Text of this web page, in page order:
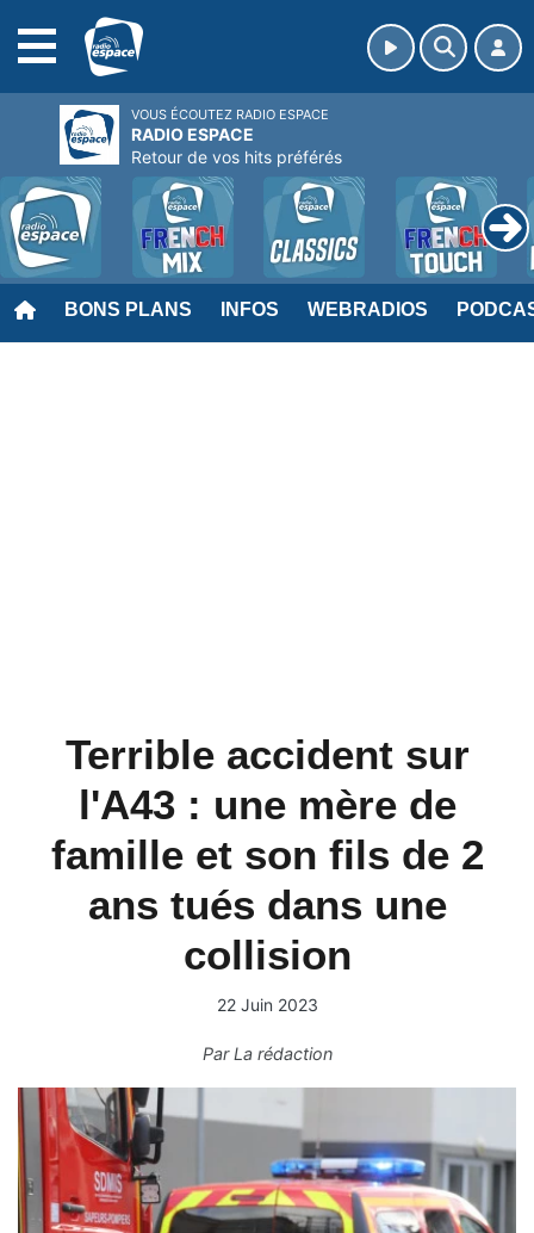
BONS PLANS INFOS WEBRADIOS
Terrible accident sur
l'A43 : une mère de
famille et son fils de 2
ans tués dans une
collision
22 Juin 2023
ParLa rédaction
VOUS ÉCOUTEZ RADIO ESPACE
RADIO ESPACE
Retour de vos hits préférés